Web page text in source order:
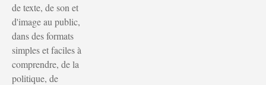
de texte, de son et
d'image au public,
dans des formats
simples et faciles à
comprendre, de la
politique, de